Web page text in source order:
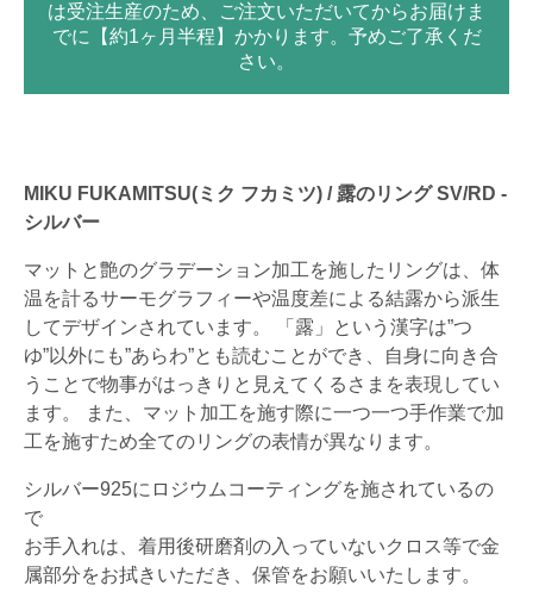
は受注生産のため、ご注文いただいてからお届けま
でに【約1ヶ月半程】かかります。予めご了承くだ
さい。
MIKU FUKAMITSU(ミク フカミツ) / 露のリング SV/RD -
シルバー
マットと艶のグラデーション加工を施したリングは、体
温を計るサーモグラフィーや温度差による結露から派生
してデザインされています。 「露」という漢字は”つ
ゆ”以外にも”あらわ”とも読むことができ、自身に向き合
うことで物事がはっきりと見えてくるさまを表現してい
ます。 また、マット加工を施す際に一つ一つ手作業で加
工を施すため全てのリングの表情が異なります。
シルバー925にロジウムコーティングを施されているの
で
お手入れは、着用後研磨剤の入っていないクロス等で金
属部分をお拭きいただき、保管をお願いいたします。